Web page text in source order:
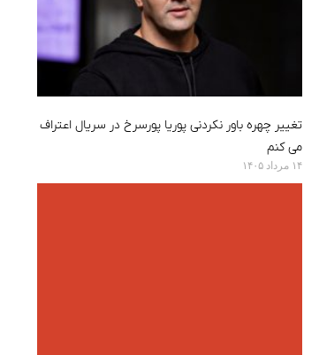
تغییر چهره باور نکردنی پوریا پورسرخ در سریال اعتراف
می کنم
۱۴ مرداد ۱۴۰۵